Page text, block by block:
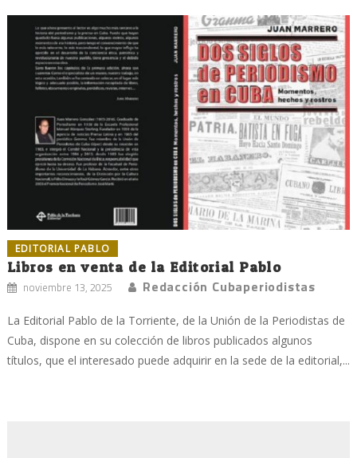
EDITORIAL PABLO
Libros en venta de la Editorial Pablo
noviembre 13, 2025 Redacción Cubaperiodistas
La Editorial Pablo de la Torriente, de la Unión de la Periodistas de
Cuba, dispone en su colección de libros publicados algunos
títulos, que el interesado puede adquirir en la sede de la editorial,...